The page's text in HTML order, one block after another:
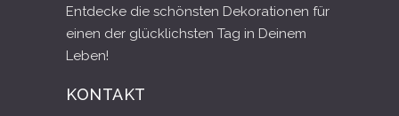
Entdecke die schönsten Dekorationen für
einen der glücklichsten Tag in Deinem
Leben!
KONTAKT